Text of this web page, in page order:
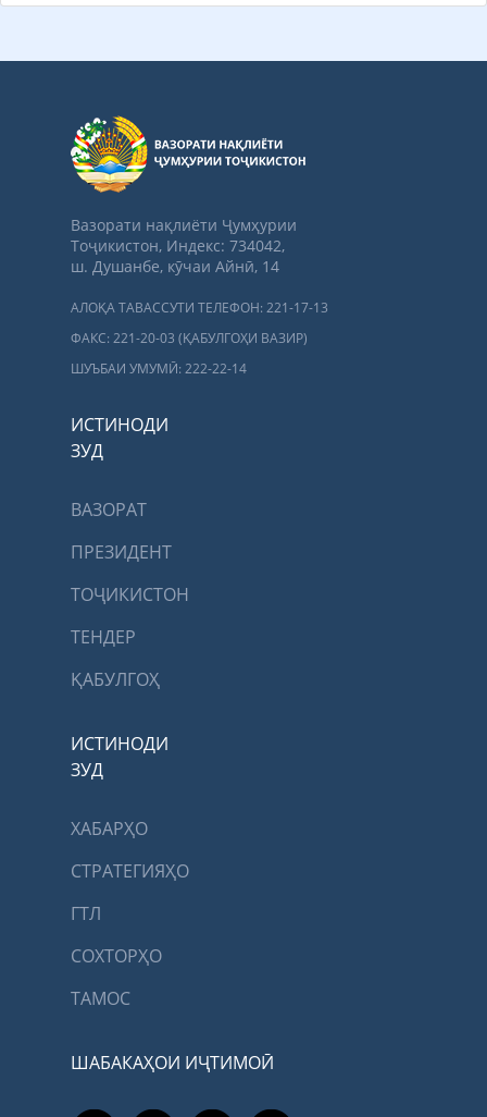
Вазорати нақлиёти Ҷумҳурии
Тоҷикистон, Индекс: 734042,
ш. Душанбе, кӯчаи Айнӣ, 14
АЛОҚА ТАВАССУТИ ТЕЛЕФОН: 221-17-13
ФАКС: 221-20-03 (ҚАБУЛГОҲИ ВАЗИР)
ШУЪБАИ УМУМӢ: 222-22-14
ИСТИНОДИ
ЗУД
ВАЗОРАТ
ПРЕЗИДЕНТ
ТОҶИКИСТОН
ТЕНДЕР
ҚАБУЛГОҲ
ИСТИНОДИ
ЗУД
ХАБАРҲО
СТРАТЕГИЯҲО
ГТЛ
СОХТОРҲО
ТАМОС
ШАБАКАҲОИ ИҶТИМОӢ